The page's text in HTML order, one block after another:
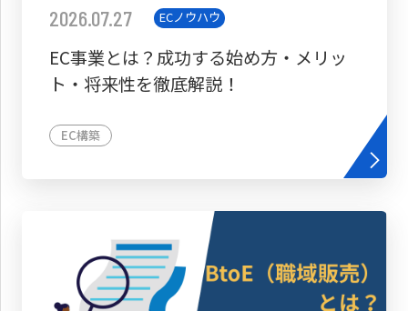
2026.07.27 ECノウハウ
EC事業とは？成功する始め方・メリッ
ト・将来性を徹底解説！
EC構築